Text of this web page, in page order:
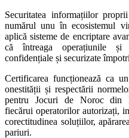
Securitatea informațiilor
numărul unu în ecosistemul
aplică sisteme de encriptare
că întreaga operațiunile și
confidențiale și securizate
Certificarea funcționează ca
onestității și respectării
pentru Jocuri de Noroc din
fiecărui operatorilor autorizați,
corectitudinea soluțiilor,
pariuri.